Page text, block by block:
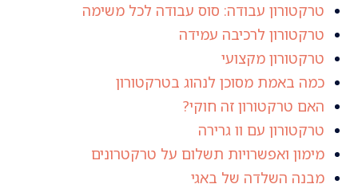
טרקטורון עבודה: סוס עבודה לכל משימה
טרקטורון לרכיבה עמידה
טרקטורון מקצועי
כמה באמת מסוכן לנהוג בטרקטורון
האם טרקטורון זה חוקי?
טרקטורון עם וו גרירה
מימון ואפשרויות תשלום על טרקטרונים
מבנה השלדה של באגי